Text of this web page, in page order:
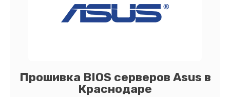
Прошивка BIOS серверов Asus в
Краснодаре